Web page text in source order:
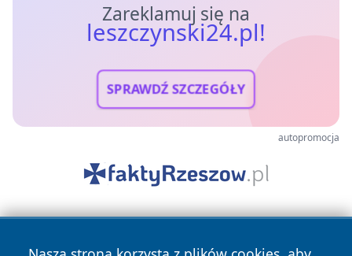
Zareklamuj się na
leszczynski24.pl!
SPRAWDŹ SZCZEGÓŁY
autopromocja